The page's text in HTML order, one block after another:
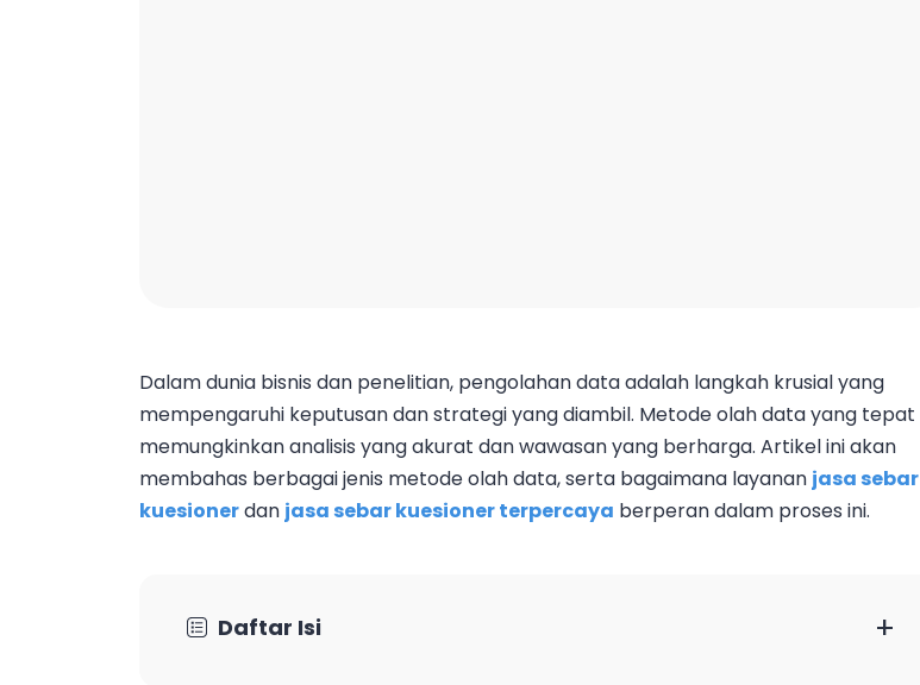
Dalam dunia bisnis dan penelitian, pengolahan data adalah langkah krusial yang
mempengaruhi keputusan dan strategi yang diambil. Metode olah data yang tepat
memungkinkan analisis yang akurat dan wawasan yang berharga. Artikel ini akan
membahas berbagai jenis metode olah data, serta bagaimana layanan jasa sebar
kuesionerdan jasa sebar kuesioner terpercaya berperan dalam proses ini.
Daftar Isi +